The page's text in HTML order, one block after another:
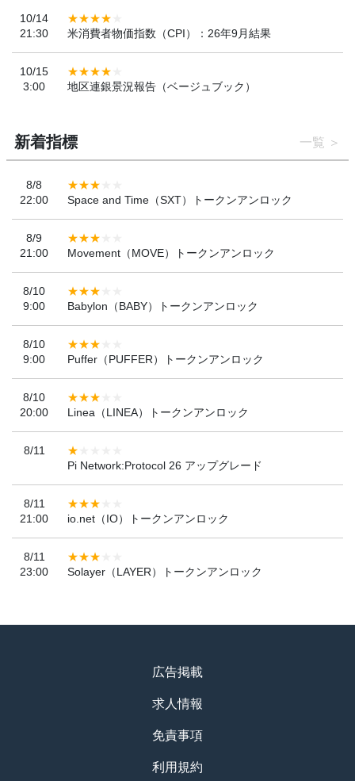
10/14
21:30
米消費者物価指数（CPI）：26年9月結果
10/15
3:00
地区連銀景況報告（ベージュブック）
新着指標 一覧
8/8
22:00
Space and Time（SXT）トークンアンロック
8/9
21:00
Movement（MOVE）トークンアンロック
8/10
9:00
Babylon（BABY）トークンアンロック
8/10
9:00
Puffer（PUFFER）トークンアンロック
8/10
20:00
Linea（LINEA）トークンアンロック
8/11
Pi Network:Protocol 26 アップグレード
8/11
21:00
io.net（IO）トークンアンロック
8/11
23:00
Solayer（LAYER）トークンアンロック
広告掲載
求人情報
免責事項
利用規約